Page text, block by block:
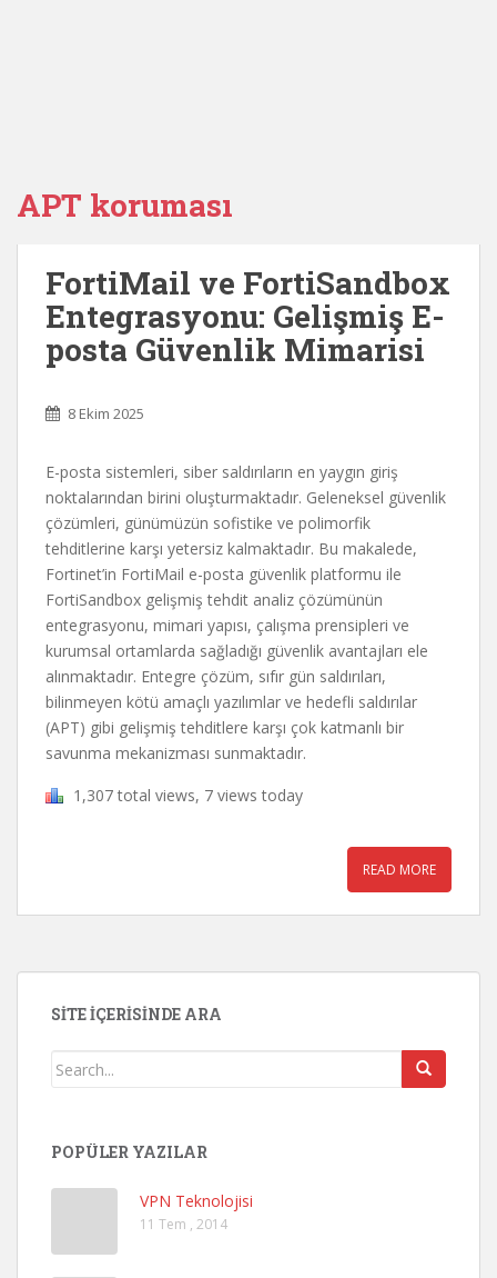
APT koruması
FortiMail ve FortiSandbox
Entegrasyonu: Gelişmiş E-
posta Güvenlik Mimarisi
8 Ekim 2025
E-posta sistemleri, siber saldırıların en yaygın giriş
noktalarından birini oluşturmaktadır. Geleneksel güvenlik
çözümleri, günümüzün sofistike ve polimorfik
tehditlerine karşı yetersiz kalmaktadır. Bu makalede,
Fortinet’in FortiMail e-posta güvenlik platformu ile
FortiSandbox gelişmiş tehdit analiz çözümünün
entegrasyonu, mimari yapısı, çalışma prensipleri ve
kurumsal ortamlarda sağladığı güvenlik avantajları ele
alınmaktadır. Entegre çözüm, sıfır gün saldırıları,
bilinmeyen kötü amaçlı yazılımlar ve hedefli saldırılar
(APT) gibi gelişmiş tehditlere karşı çok katmanlı bir
savunma mekanizması sunmaktadır.
1,307 total views, 7 views today
READ MORE
SITE İÇERISINDE ARA
POPÜLER YAZILAR
VPN Teknolojisi
11 Tem , 2014